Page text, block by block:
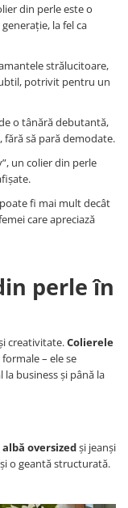
din perle este o
la fel ca
strălucitoare,
potrivit pentru un
o tânără debutantă,
fără să pară demodate.
un colier din perle
poate fi mai mult decât
care apreciază
perle în
creativitate.Colierele
– ele se
business și până la
oversizedși jeanși
o geantă structurată.